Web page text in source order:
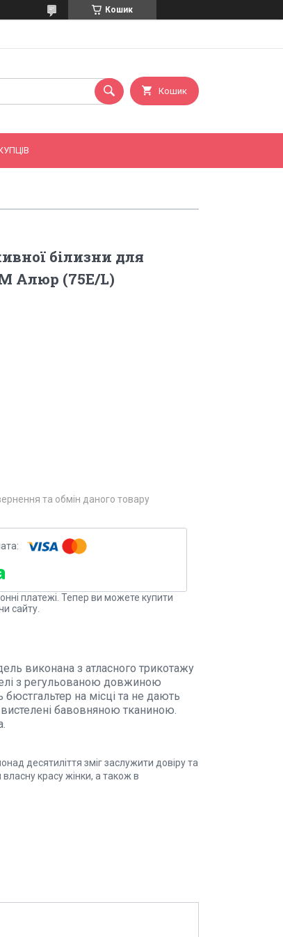
Кошик
Кошик
білизни для
Алюр (75E/L)
та обмін даного товару
платежі. Тепер ви можете купити
сайту.
виконана з атласного трикотажу
з регульованою довжиною
на місці та не дають
вистелені бавовняною тканиною.
десятиліття зміг заслужити довіру та
красу жінки, а також в